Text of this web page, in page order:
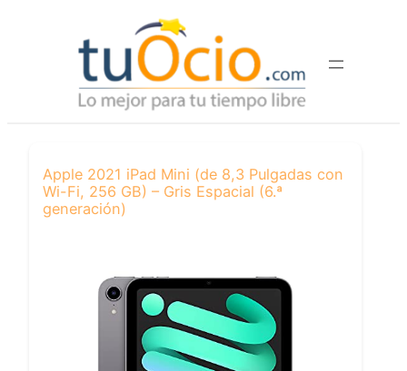
Apple 2021 iPad Mini (de 8,3 Pulgadas con
Wi-Fi, 256 GB) – Gris Espacial (6.ª
generación)